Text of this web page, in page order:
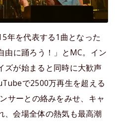
年を代表する1曲となった
由に踊ろう！」とMC。イン
ズが始まると同時に大歓声
で2500万再生を超える
サーとの絡みをみせ、キャ
、会場全体の熱気も最高潮